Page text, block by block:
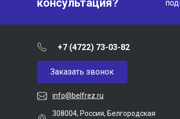
консультация?
+7 (4722) 73-03-82
Заказать звонок
info@belfrez.ru
308004, Россия, Белгородская